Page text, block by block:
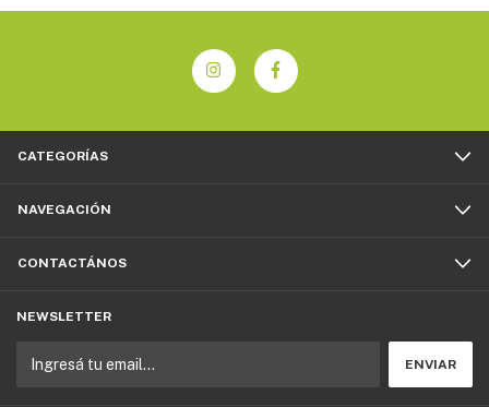
CATEGORÍAS
NAVEGACIÓN
CONTACTÁNOS
NEWSLETTER